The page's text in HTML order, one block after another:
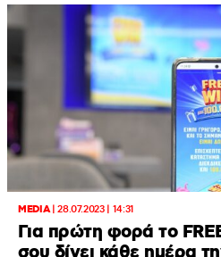
MEDIA|28.07.2023 | 14:31
Για πρώτη φορά το